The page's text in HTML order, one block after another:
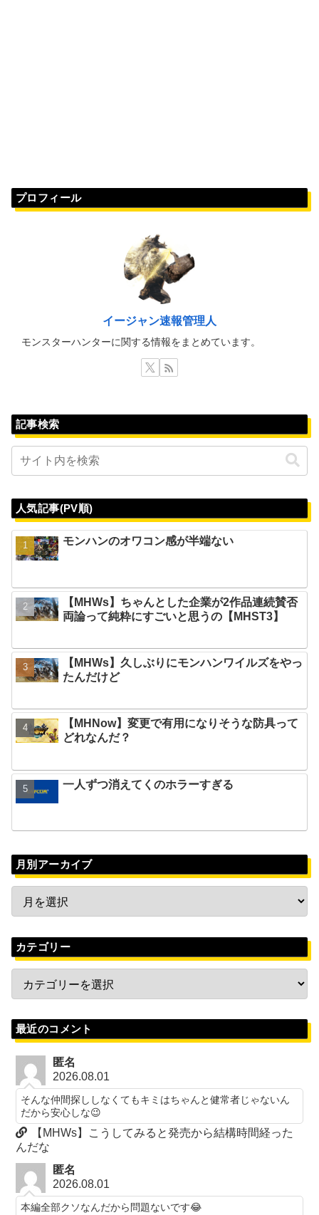
プロフィール
イージャン速報管理人
モンスターハンターに関する情報をまとめています。
記事検索
人気記事(PV順)
モンハンのオワコン感が半端ない
【MHWs】ちゃんとした企業が2作品連続賛否
両論って純粋にすごいと思うの【MHST3】
【MHWs】久しぶりにモンハンワイルズをやっ
たんだけど
【MHNow】変更で有用になりそうな防具って
どれなんだ？
一人ずつ消えてくのホラーすぎる
月別アーカイブ
カテゴリー
最近のコメント
匿名
2026.08.01
そんな仲間探ししなくてもキミはちゃんと健常者じゃないん
だから安心しな😉
【MHWs】こうしてみると発売から結構時間経った
んだな
匿名
2026.08.01
本編全部クソなんだから問題ないです😂